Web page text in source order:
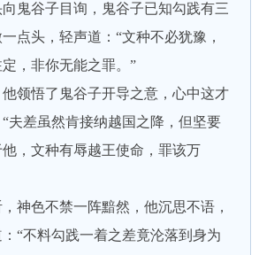
谷子目询，鬼谷子已知勾践有三
点头，轻声道：“文种不必犹豫，
，非你无能之罪。”
悟了鬼谷子开导之意，心中这才
夫差虽然肯接纳越国之降，但坚要
，文种有辱越王使命，罪该万
色不禁一阵黯然，他沉思不语，
“不料勾践一着之差竟沦落到身为